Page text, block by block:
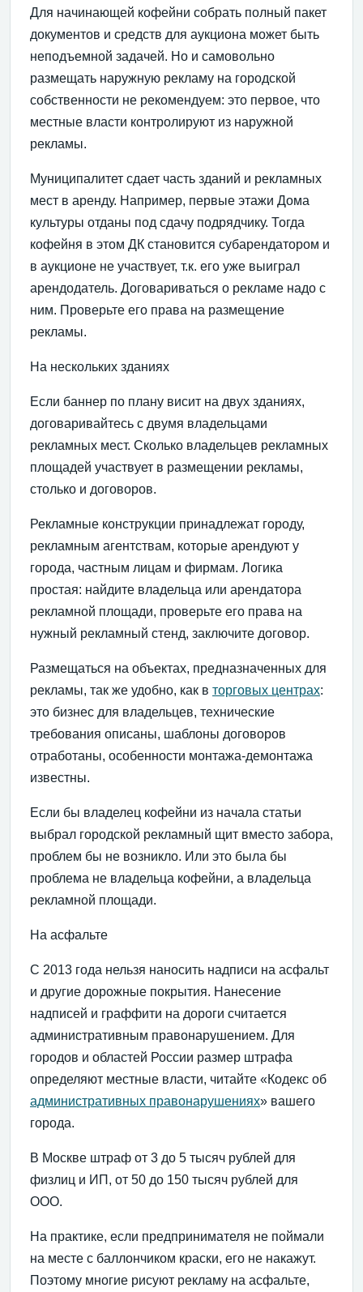
Для начинающей кофейни собрать полный пакет
документов и средств для аукциона может быть
неподъемной задачей. Но и самовольно
размещать наружную рекламу на городской
собственности не рекомендуем: это первое, что
местные власти контролируют из наружной
рекламы.
Муниципалитет сдает часть зданий и рекламных
мест в аренду. Например, первые этажи Дома
культуры отданы под сдачу подрядчику. Тогда
кофейня в этом ДК становится субарендатором и
в аукционе не участвует, т.к. его уже выиграл
арендодатель. Договариваться о рекламе надо с
ним. Проверьте его права на размещение
рекламы.
На нескольких зданиях
Если баннер по плану висит на двух зданиях,
договаривайтесь с двумя владельцами
рекламных мест. Сколько владельцев рекламных
площадей участвует в размещении рекламы,
столько и договоров.
Рекламные конструкции принадлежат городу,
рекламным агентствам, которые арендуют у
города, частным лицам и фирмам. Логика
простая: найдите владельца или арендатора
рекламной площади, проверьте его права на
нужный рекламный стенд, заключите договор.
Размещаться на объектах, предназначенных для
рекламы, так же удобно, как в торговых центрах:
это бизнес для владельцев, технические
требования описаны, шаблоны договоров
отработаны, особенности монтажа-демонтажа
известны.
Если бы владелец кофейни из начала статьи
выбрал городской рекламный щит вместо забора,
проблем бы не возникло. Или это была бы
проблема не владельца кофейни, а владельца
рекламной площади.
На асфальте
С 2013 года нельзя наносить надписи на асфальт
и другие дорожные покрытия. Нанесение
надписей и граффити на дороги считается
административным правонарушением. Для
городов и областей России размер штрафа
определяют местные власти, читайте «Кодекс об
административных правонарушениях» вашего
города.
В Москве штраф от 3 до 5 тысяч рублей для
физлиц и ИП, от 50 до 150 тысяч рублей для
ООО.
На практике, если предпринимателя не поймали
на месте с баллончиком краски, его не накажут.
Поэтому многие рисуют рекламу на асфальте,